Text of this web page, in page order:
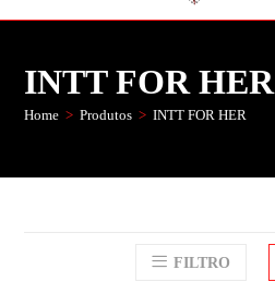
INTT FOR HER
Home > Produtos > INTT FOR HER
FILTRO